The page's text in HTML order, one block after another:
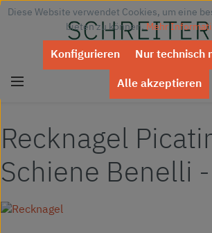
Zum Hauptinhalt springen
Recknagel
Schiene Benelli -
Diese Website verwendet Cookies, um eine
bieten zu können.Mehr
Nur technisch
Konfigurieren
Alle akzeptieren